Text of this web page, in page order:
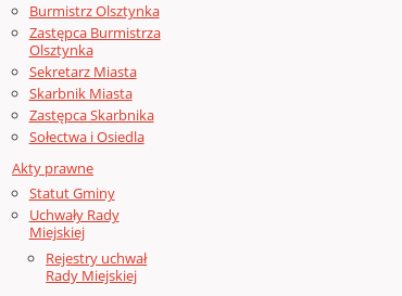
Burmistrz Olsztynka
Zastępca Burmistrza
Olsztynka
Sekretarz Miasta
Skarbnik Miasta
Zastępca Skarbnika
Sołectwa i Osiedla
Akty prawne
Statut Gminy
Uchwały Rady
Miejskiej
Rejestry uchwał
Rady Miejskiej